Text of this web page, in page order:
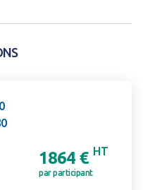
1864 € HT
par participant